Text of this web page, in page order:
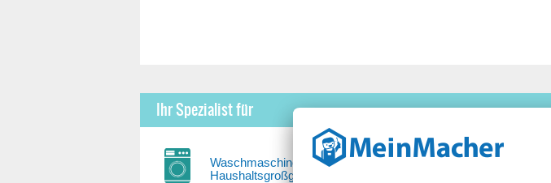
Ihr Spezialist für
Waschmaschinen und
Haushaltsgroßgeräte